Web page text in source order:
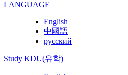
LANGUAGE
English
中國語
русский
Study KDU(유학)